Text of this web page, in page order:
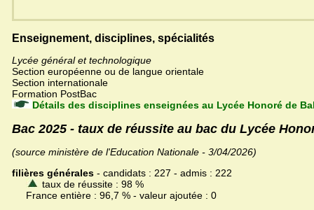
Enseignement, disciplines, spécialités
Lycée général et technologique
Section européenne ou de langue orientale
Section internationale
Formation PostBac
Détails des disciplines enseignées au Lycée Honoré de
Bac 2025 - taux de réussite au bac du Lycée
(source ministère de l'Education Nationale - 3/04/2026)
filières générales - candidats : 227 - admis : 222
taux de réussite : 98 %
France entière : 96,7 % - valeur ajoutée : 0